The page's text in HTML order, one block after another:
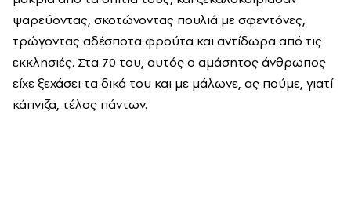
ψαρεύοντας, σκοτώνοντας πουλιά με σφεντόνες,
τρώγοντας αδέσποτα φρούτα και αντίδωρα από τις
εκκλησιές. Στα 70 του, αυτός ο αμάσητος άνθρωπος
είχε ξεχάσει τα δικά του και με μάλωνε, ας πούμε, γιατί
κάπνιζα, τέλος πάντων.